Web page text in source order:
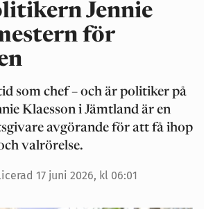
Jennie
för
som chef – och är politiker på
Klaesson i Jämtland är en
avgörande för att få ihop
valrörelse.
17 juni 2026, kl 06:01